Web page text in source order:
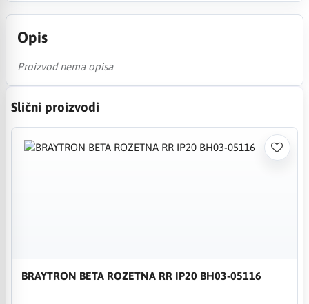
Opis
Proizvod nema opisa
Slični proizvodi
BRAYTRON BETA ROZETNA RR IP20 BH03-05116